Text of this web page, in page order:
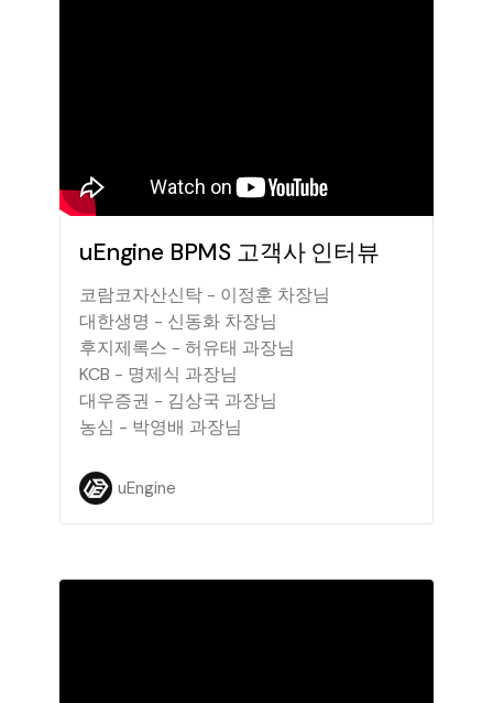
uEngine BPMS 고객사 인터뷰
코람코자산신탁 - 이정훈 차장님
대한생명 - 신동화 차장님
후지제록스 - 허유태 과장님
KCB - 명제식 과장님
대우증권 - 김상국 과장님
농심 - 박영배 과장님
uEngine